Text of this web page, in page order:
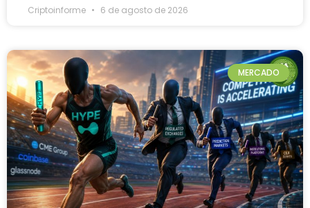
Criptoinforme 6 de agosto de 2026
MERCADO